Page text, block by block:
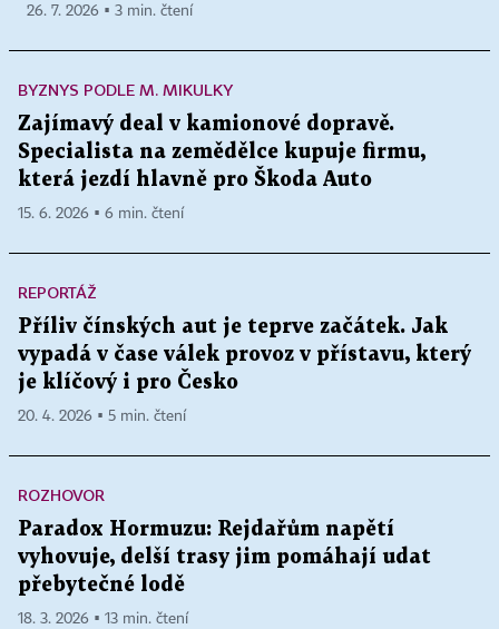
26. 7. 2026 ▪ 3 min. čtení
BYZNYS PODLE M. MIKULKY
Zajímavý deal v kamionové dopravě.
Specialista na zemědělce kupuje firmu,
která jezdí hlavně pro Škoda Auto
15. 6. 2026 ▪ 6 min. čtení
REPORTÁŽ
Příliv čínských aut je teprve začátek. Jak
vypadá v čase válek provoz v přístavu, který
je klíčový i pro Česko
20. 4. 2026 ▪ 5 min. čtení
ROZHOVOR
Paradox Hormuzu: Rejdařům napětí
vyhovuje, delší trasy jim pomáhají udat
přebytečné lodě
18. 3. 2026 ▪ 13 min. čtení